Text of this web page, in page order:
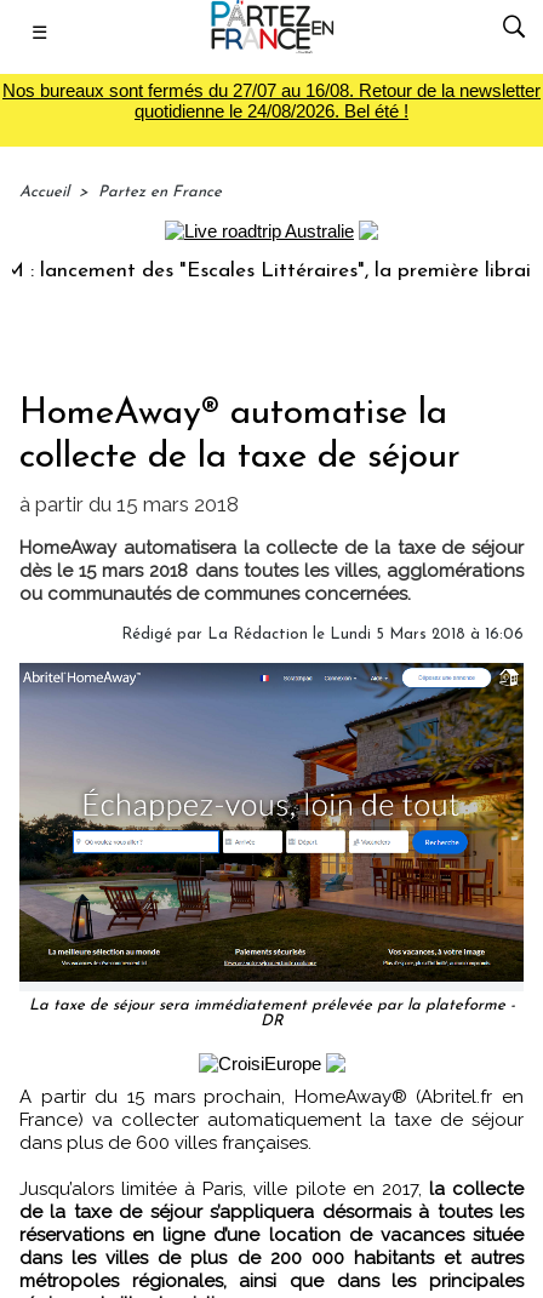
☰
Nos bureaux sont fermés du 27/07 au 16/08. Retour de la newsletter
quotidienne le 24/08/2026. Bel été !
Accueil > Partez en France
des "Escales Littéraires", la première librairie du
HomeAway® automatise la
collecte de la taxe de séjour
à partir du 15 mars 2018
HomeAway automatisera la collecte de la taxe de séjour
dès le 15 mars 2018 dans toutes les villes, agglomérations
ou communautés de communes concernées.
Rédigé par La Rédaction le Lundi 5 Mars 2018 à 16:06
La taxe de séjour sera immédiatement prélevée par la plateforme -
DR
A partir du 15 mars prochain, HomeAway® (Abritel.fr en
France) va collecter automatiquement la taxe de séjour
dans plus de 600 villes françaises.
Jusqu’alors limitée à Paris, ville pilote en 2017, la collecte
de la taxe de séjour s’appliquera désormais à toutes les
réservations en ligne d’une location de vacances située
dans les villes de plus de 200 000 habitants et autres
métropoles régionales, ainsi que dans les principales